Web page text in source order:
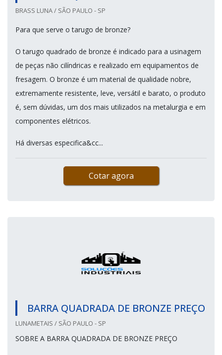
BRASS LUNA / SÃO PAULO - SP
Para que serve o tarugo de bronze?
O tarugo quadrado de bronze é indicado para a usinagem
de peças não cilíndricas e realizado em equipamentos de
fresagem. O bronze é um material de qualidade nobre,
extremamente resistente, leve, versátil e barato, o produto
é, sem dúvidas, um dos mais utilizados na metalurgia e em
componentes elétricos.
Há diversas especifica&cc...
Cotar agora
BARRA QUADRADA DE BRONZE PREÇO
LUNAMETAIS / SÃO PAULO - SP
SOBRE A BARRA QUADRADA DE BRONZE PREÇO